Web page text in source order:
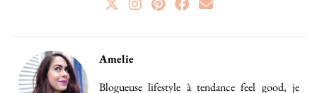
Amelie
Blogueuse lifestyle à tendance feel good, je